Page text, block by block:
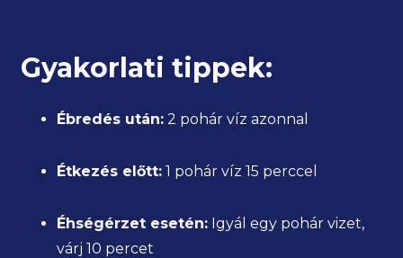
Gyakorlati tippek:
Ébredés után: 2 pohár víz azonnal
Étkezés előtt: 1 pohár víz 15 perccel
Éhségérzet esetén: Igyál egy pohár vizet,
várj 10 percet